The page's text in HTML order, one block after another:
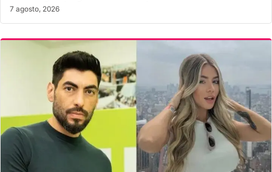
7 agosto, 2026